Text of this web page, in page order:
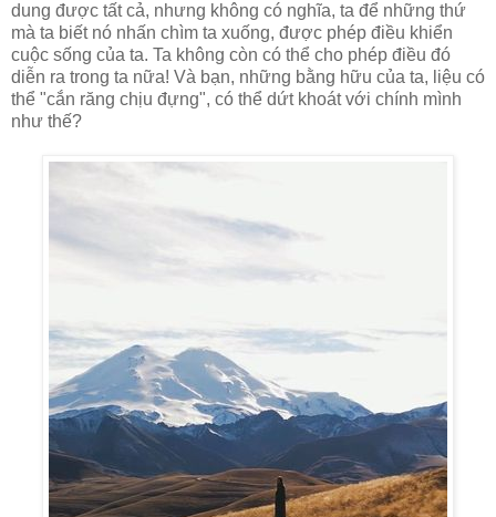
dung được tất cả, nhưng không có nghĩa, ta để những thứ
mà ta biết nó nhấn chìm ta xuống, được phép điều khiển
cuộc sống của ta. Ta không còn có thể cho phép điều đó
diễn ra trong ta nữa! Và bạn, những bằng hữu của ta, liệu có
thể "cắn răng chịu đựng", có thể dứt khoát với chính mình
như thế?